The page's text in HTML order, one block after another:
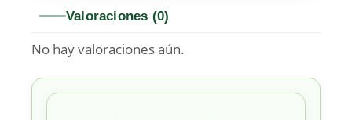
Valoraciones (0)
No hay valoraciones aún.